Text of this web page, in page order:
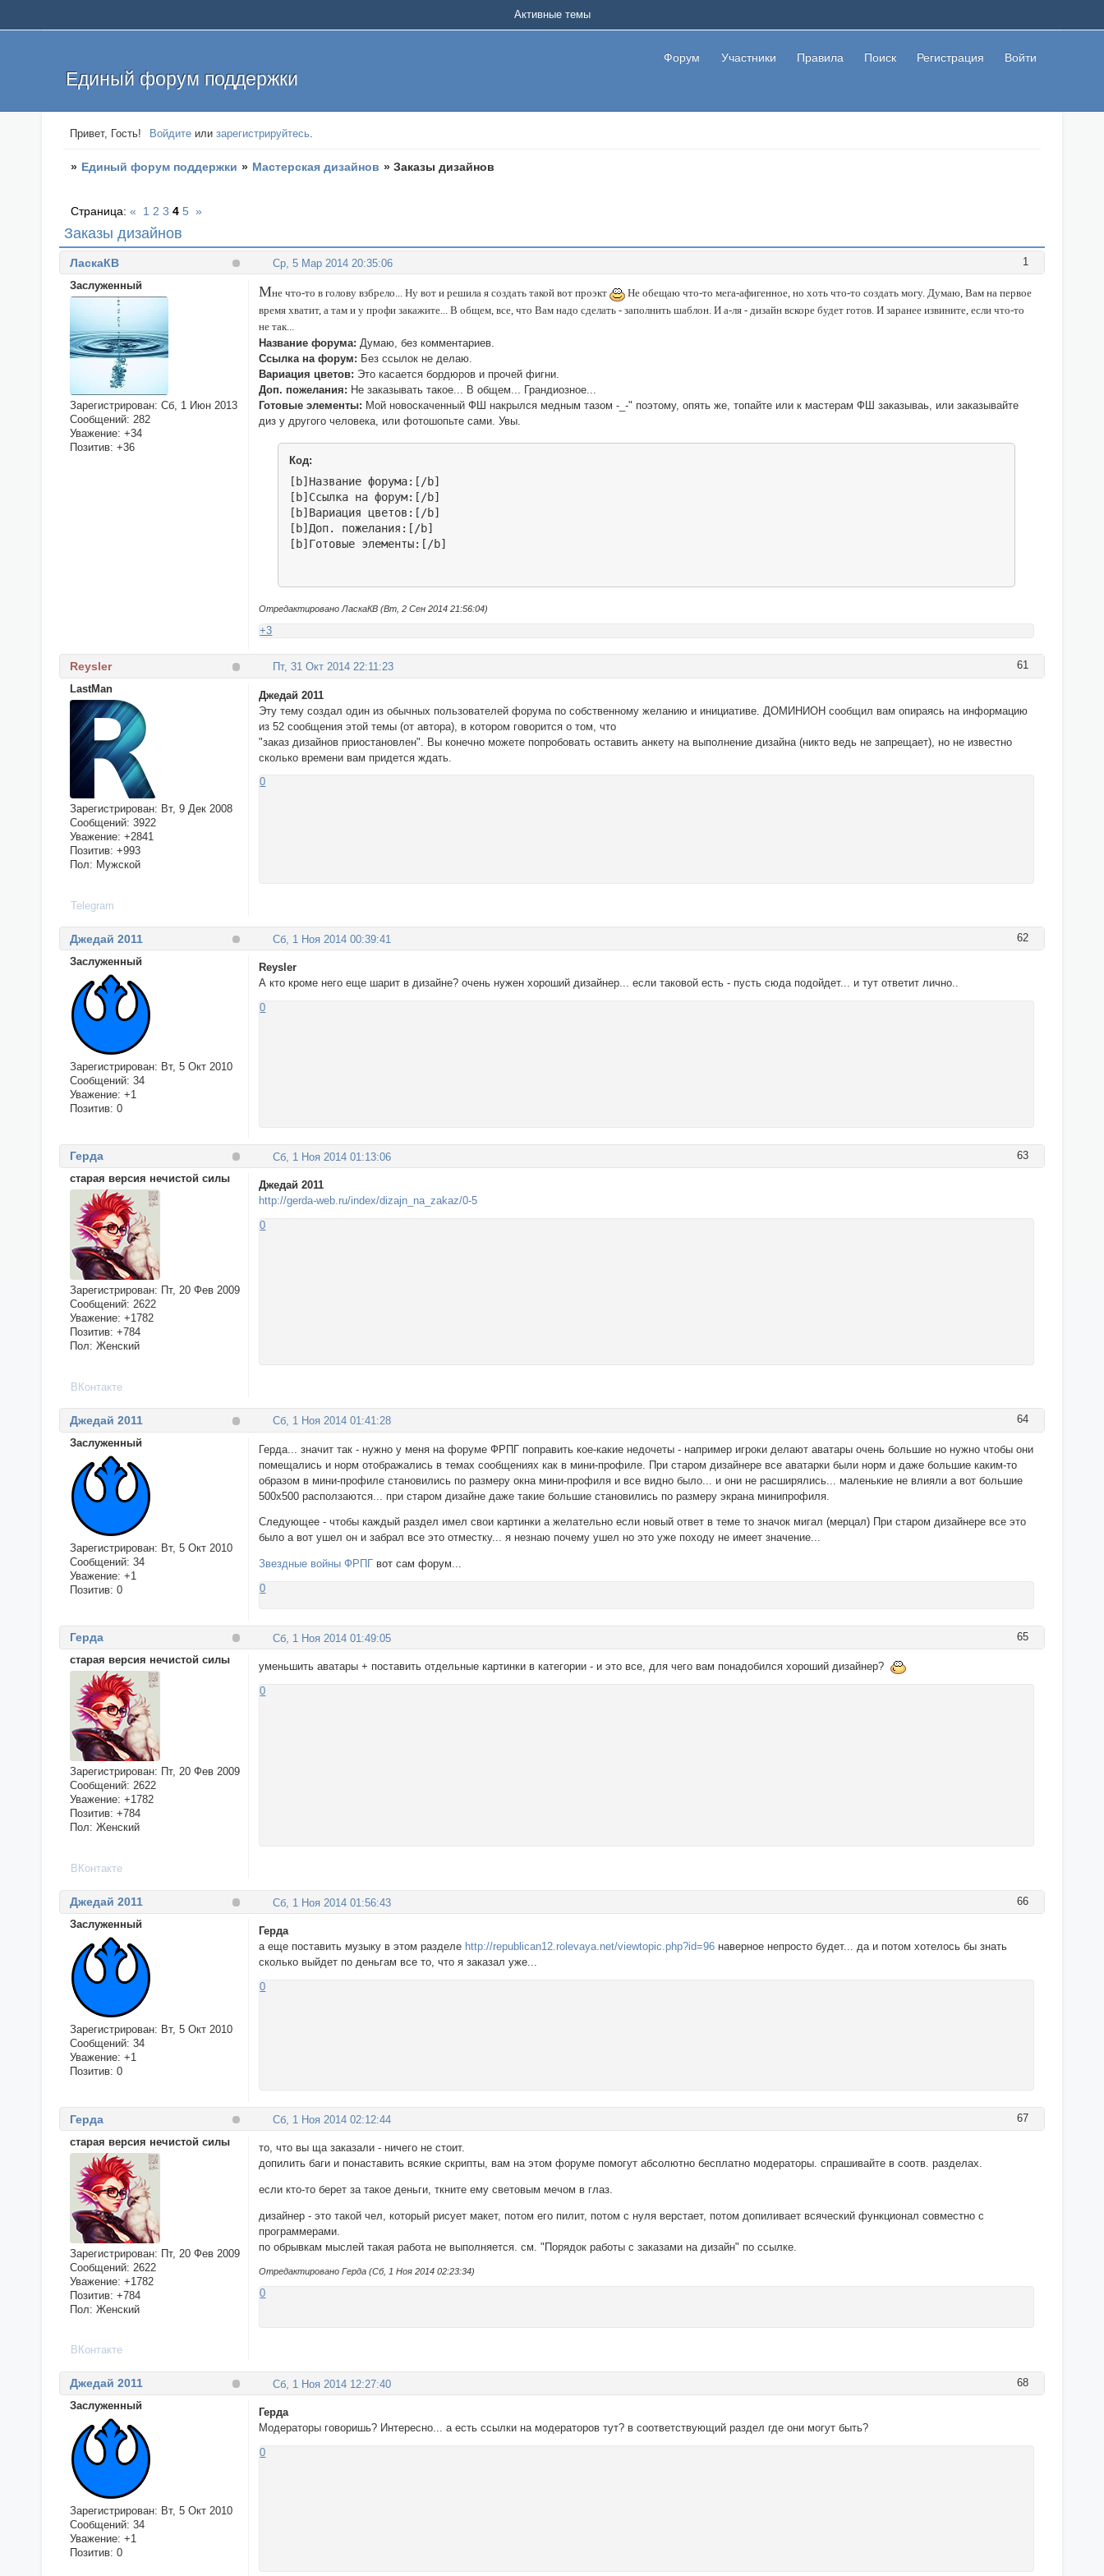
Единый форум поддержки
Форум Участники Правила Поиск Регистрация Войти
Активные темы
Привет, Гость! Войдите илизарегистрируйтесь.
» Единый форум поддержки » Мастерская дизайнов »Заказы дизайнов
Заказы дизайнов
Страница:« 1 2 3 4 5 »
1
Ср, 5 Мар 2014 20:35:06
ЛаскаКВ
Заслуженный
Зарегистрирован: Сб, 1 Июн 2013
Сообщений: 282
Уважение: +34
Позитив: +36
Мне что-то в голову взбрело... Ну вот и решила я создать такой вот проэкт
Не обещаю что-то мега-афигенное, но хоть что-то создать могу. Думаю, Вам на первое
время хватит, а там и у профи закажите... В общем, все, что Вам надо сделать - заполнить шаблон. И а-ля - дизайн вскоре будет готов. И заранее извините, если что-то
не так...
Название форума: Думаю, без комментариев.
Ссылка на форум: Без ссылок не делаю.
Вариация цветов: Это касается бордюров и прочей фигни.
Доп. пожелания: Не заказывать такое... В общем... Грандиозное...
Готовые элементы: Мой новоскаченный ФШ накрылся медным тазом -_-" поэтому, опять же, топайте или к мастерам ФШ заказываь, или заказывайте
диз у другого человека, или фотошопьте сами. Увы.
Код:
[b]Название форума:[/b]
[b]Ссылка на форум:[/b]
[b]Вариация цветов:[/b]
[b]Доп. пожелания:[/b]
[b]Готовые элементы:[/b]
Отредактировано ЛаскаКВ (Вт, 2 Сен 2014 21:56:04)
+3
61
Пт, 31 Окт 2014 22:11:23
Reysler
LastMan
Зарегистрирован: Вт, 9 Дек 2008
Сообщений: 3922
Уважение: +2841
Позитив: +993
Пол: Мужской
Джедай 2011
Эту тему создал один из обычных пользователей форума по собственному желанию и инициативе. ДОМИНИОН сообщил вам опираясь на информацию
из 52 сообщения этой темы (от автора), в котором говорится о том, что
"заказ дизайнов приостановлен". Вы конечно можете попробовать оставить анкету на выполнение дизайна (никто ведь не запрещает), но не известно
сколько времени вам придется ждать.
0
Telegram
62
Сб, 1 Ноя 2014 00:39:41
Джедай 2011
Заслуженный
Зарегистрирован: Вт, 5 Окт 2010
Сообщений: 34
Уважение: +1
Позитив: 0
Reysler
А кто кроме него еще шарит в дизайне? очень нужен хороший дизайнер... если таковой есть - пусть сюда подойдет... и тут ответит лично..
0
63
Сб, 1 Ноя 2014 01:13:06
Герда
старая версия нечистой силы
Зарегистрирован: Пт, 20 Фев 2009
Сообщений: 2622
Уважение: +1782
Позитив: +784
Пол: Женский
Джедай 2011
http://gerda-web.ru/index/dizajn_na_zakaz/0-5
0
ВКонтакте
64
Сб, 1 Ноя 2014 01:41:28
Джедай 2011
Заслуженный
Зарегистрирован: Вт, 5 Окт 2010
Сообщений: 34
Уважение: +1
Позитив: 0
Герда... значит так - нужно у меня на форуме ФРПГ поправить кое-какие недочеты - например игроки делают аватары очень большие но нужно чтобы они
помещались и норм отображались в темах сообщениях как в мини-профиле. При старом дизайнере все аватарки были норм и даже большие каким-то
образом в мини-профиле становились по размеру окна мини-профиля и все видно было... и они не расширялись... маленькие не влияли а вот большие
500х500 расползаются... при старом дизайне даже такие большие становились по размеру экрана минипрофиля.
Следующее - чтобы каждый раздел имел свои картинки а желательно если новый ответ в теме то значок мигал (мерцал) При старом дизайнере все это
было а вот ушел он и забрал все это отместку... я незнаю почему ушел но это уже походу не имеет значение...
Звездные войны ФРПГ вот сам форум...
0
65
Сб, 1 Ноя 2014 01:49:05
Герда
старая версия нечистой силы
Зарегистрирован: Пт, 20 Фев 2009
Сообщений: 2622
Уважение: +1782
Позитив: +784
Пол: Женский
уменьшить аватары + поставить отдельные картинки в категории - и это все, для чего вам понадобился хороший дизайнер?
0
ВКонтакте
66
Сб, 1 Ноя 2014 01:56:43
Джедай 2011
Заслуженный
Зарегистрирован: Вт, 5 Окт 2010
Сообщений: 34
Уважение: +1
Позитив: 0
Герда
а еще поставить музыку в этом разделе http://republican12.rolevaya.net/viewtopic.php?id=96 наверное непросто будет... да и потом хотелось бы знать
сколько выйдет по деньгам все то, что я заказал уже...
0
67
Сб, 1 Ноя 2014 02:12:44
Герда
старая версия нечистой силы
Зарегистрирован: Пт, 20 Фев 2009
Сообщений: 2622
Уважение: +1782
Позитив: +784
Пол: Женский
то, что вы ща заказали - ничего не стоит.
допилить баги и понаставить всякие скрипты, вам на этом форуме помогут абсолютно бесплатно модераторы. спрашивайте в соотв. разделах.
если кто-то берет за такое деньги, ткните ему световым мечом в глаз.
дизайнер - это такой чел, который рисует макет, потом его пилит, потом с нуля верстает, потом допиливает всяческий функционал совместно с
программерами.
по обрывкам мыслей такая работа не выполняется. см. "Порядок работы с заказами на дизайн" по ссылке.
Отредактировано Герда (Сб, 1 Ноя 2014 02:23:34)
0
ВКонтакте
68
Сб, 1 Ноя 2014 12:27:40
Джедай 2011
Заслуженный
Зарегистрирован: Вт, 5 Окт 2010
Сообщений: 34
Уважение: +1
Позитив: 0
Герда
Модераторы говоришь? Интересно... а есть ссылки на модераторов тут? в соответствующий раздел где они могут быть?
0